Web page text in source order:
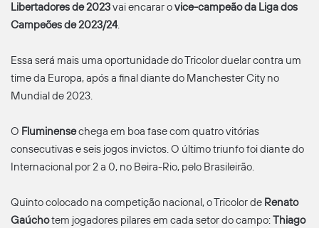
Libertadores de 2023vai encarar ovice-campeão da Liga dos
Campeões de 2023/24.
Essa será mais uma oportunidade do Tricolor duelar contra um
time da Europa, após a final diante do Manchester City no
Mundial de 2023.
O Fluminensechega em boa fase com quatro vitórias
consecutivas e seis jogos invictos. O último triunfo foi diante do
Internacional por 2 a 0, no Beira-Rio, pelo Brasileirão.
Quinto colocado na competição nacional, o Tricolor de Renato
Gaúchotem jogadores pilares em cada setor do campo:Thiago